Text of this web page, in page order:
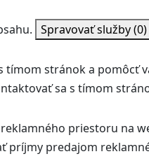
Spravovať služby(0)
stránok a pomôcť
sa s tímom
priestoru na
príjmy predajom